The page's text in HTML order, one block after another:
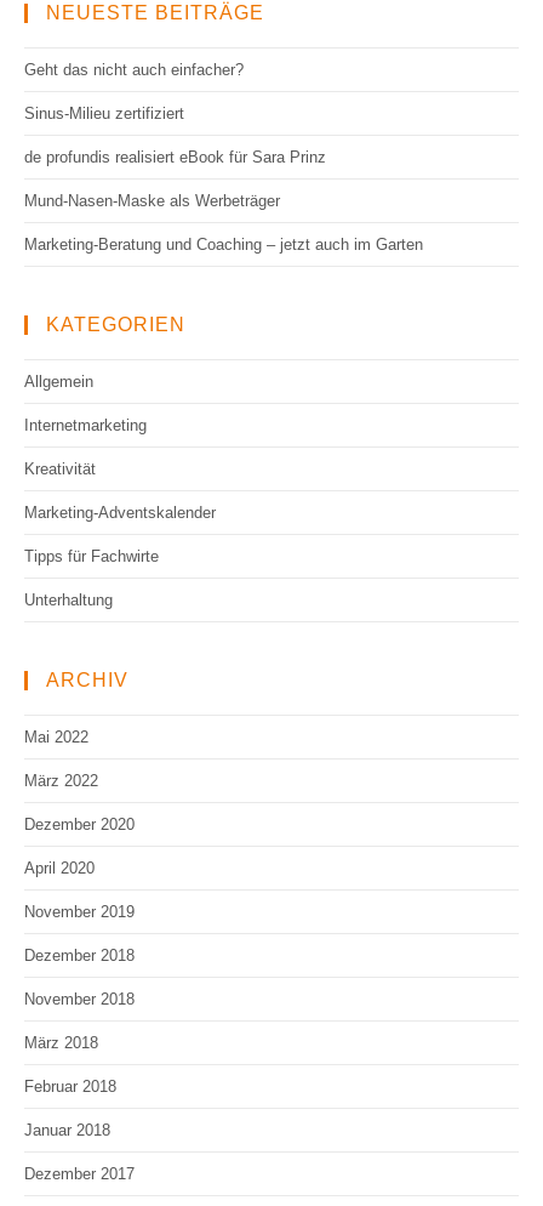
NEUESTE BEITRÄGE
Geht das nicht auch einfacher?
Sinus-Milieu zertifiziert
de profundis realisiert eBook für Sara Prinz
Mund-Nasen-Maske als Werbeträger
Marketing-Beratung und Coaching – jetzt auch im Garten
KATEGORIEN
Allgemein
Internetmarketing
Kreativität
Marketing-Adventskalender
Tipps für Fachwirte
Unterhaltung
ARCHIV
Mai 2022
März 2022
Dezember 2020
April 2020
November 2019
Dezember 2018
November 2018
März 2018
Februar 2018
Januar 2018
Dezember 2017